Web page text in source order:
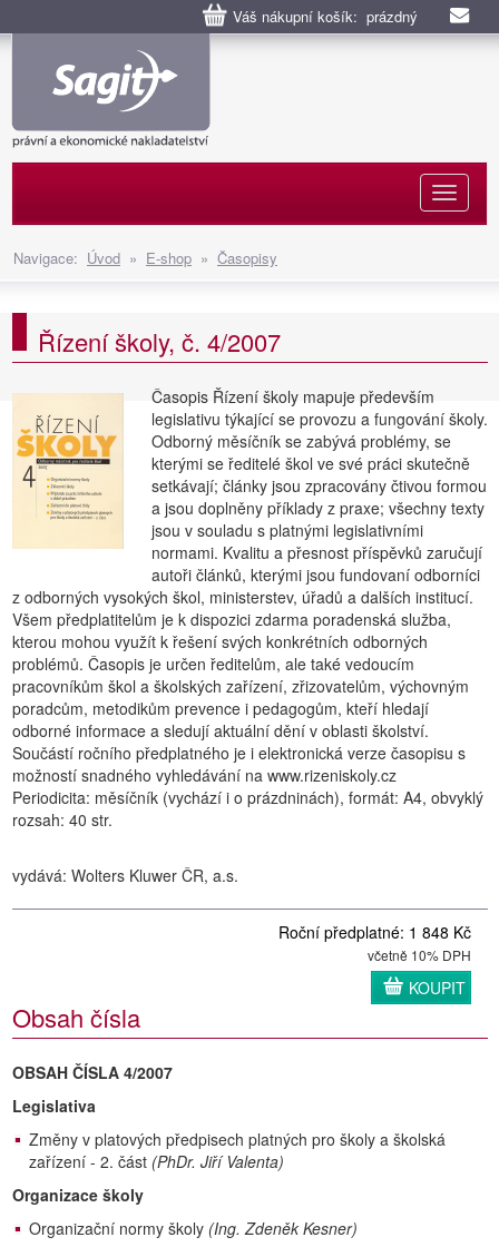
Váš nákupní košík: prázdný
Navigace: Úvod » E-shop » Časopisy
Řízení školy, č. 4/2007
Časopis Řízení školy mapuje především
legislativu týkající se provozu a fungování školy.
Odborný měsíčník se zabývá problémy, se
kterými se ředitelé škol ve své práci skutečně
setkávají; články jsou zpracovány čtivou formou
a jsou doplněny příklady z praxe; všechny texty
jsou v souladu s platnými legislativními
normami. Kvalitu a přesnost příspěvků zaručují
autoři článků, kterými jsou fundovaní odborníci
z odborných vysokých škol, ministerstev, úřadů a dalších institucí.
Všem předplatitelům je k dispozici zdarma poradenská služba,
kterou mohou využít k řešení svých konkrétních odborných
problémů. Časopis je určen ředitelům, ale také vedoucím
pracovníkům škol a školských zařízení, zřizovatelům, výchovným
poradcům, metodikům prevence i pedagogům, kteří hledají
odborné informace a sledují aktuální dění v oblasti školství.
Součástí ročního předplatného je i elektronická verze časopisu s
možností snadného vyhledávání na www.rizeniskoly.cz
Periodicita: měsíčník (vychází i o prázdninách), formát: A4, obvyklý
rozsah: 40 str.
vydává: Wolters Kluwer ČR, a.s.
Roční předplatné: 1 848 Kč
včetně 10% DPH
KOUPIT
Obsah čísla
OBSAH ČÍSLA 4/2007
Legislativa
Změny v platových předpisech platných pro školy a školská
zařízení - 2. část (PhDr. Jiří Valenta)
Organizace školy
Organizační normy školy (Ing. Zdeněk Kesner)